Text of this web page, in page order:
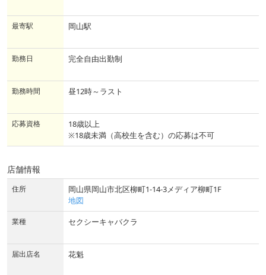
最寄駅 岡山駅
勤務日 完全自由出勤制
勤務時間 昼12時～ラスト
応募資格
18歳以上
※18歳未満（高校生を含む）の応募は不可
店舗情報
住所
岡山県岡山市北区柳町1-14-3メディア柳町1F
地図
業種 セクシーキャバクラ
届出店名 花魁